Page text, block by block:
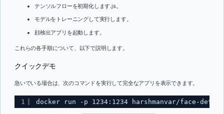
テンソルフローを初期化します.js。
モデルをトレーニングして実行します。
顔検出アプリを起動します。
これらの各手順について、以下で説明します。
クイックデモ
急いでいる場合は、次のコマンドを実行して完全なアプリを表示できます。
1 docker run -p 1234:1234 harshmanvar/face-